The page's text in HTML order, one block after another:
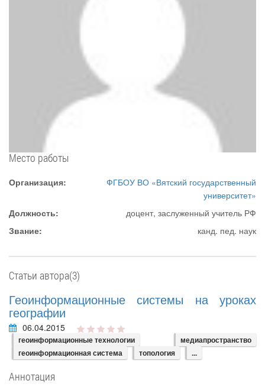
Место работы
Организация:
ФГБОУ ВО «Вятский государственный
университет»
Должность:
доцент, заслуженный учитель РФ
Звание:
канд. пед. наук
Статьи автора(3)
Геоинформационные системы на уроках
географии
06.04.2015
геоинформационные технологии
медиапространство
геоинформационная система
топология ...
Аннотация